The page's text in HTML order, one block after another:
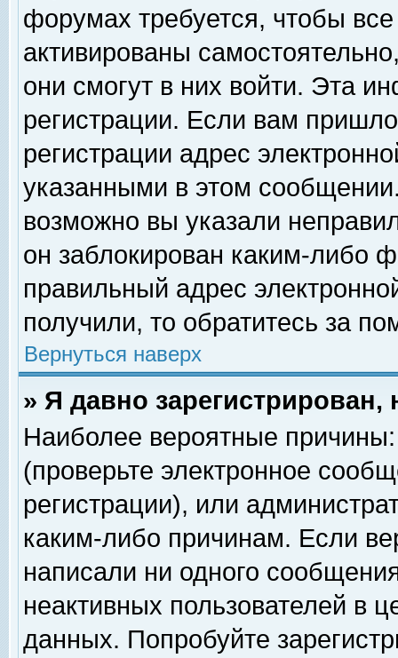
форумах требуется, чтобы
активированы
они смогут в них войти. Эта
регистрации. Если вам
регистрации адрес
указанными в этом
возможно вы указали
он заблокирован каким-либо
правильный адрес
получили, то обратитесь за
Вернуться наверх
» Я давно
Наиболее вероятные
(проверьте электронное
регистрации), или
каким-либо причинам. Если
написали ни одного
неактивных пользователей в
данных. Попробуйте